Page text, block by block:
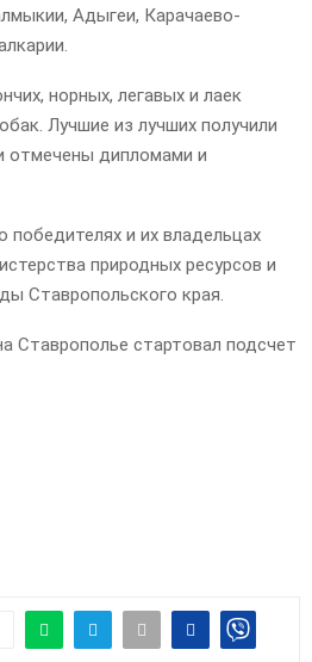
Адыгеи, Карачаево-
норных, легавых и лаек
Лучшие из лучших получили
отмечены дипломами и
и их владельцах
природных ресурсов и
Ставропольского края.
Ставрополье стартовал подсчет